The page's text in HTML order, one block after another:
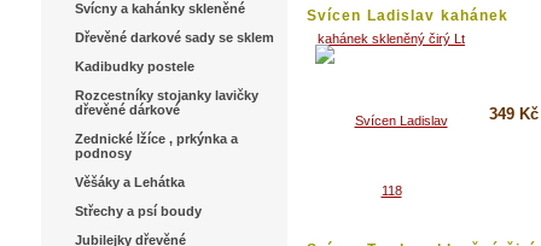
Svícny a kahánky skleněné
Dřevěné darkové sady se sklem
Kadibudky postele
Rozcestníky stojanky lavičky
dřevěné dárkové
Zednické lžíce , prkýnka a
podnosy
Věšáky a Lehátka
Střechy a psí boudy
Jubilejky dřevěné
Svícen Ladislav kahánek
skleněný...
349 Kč